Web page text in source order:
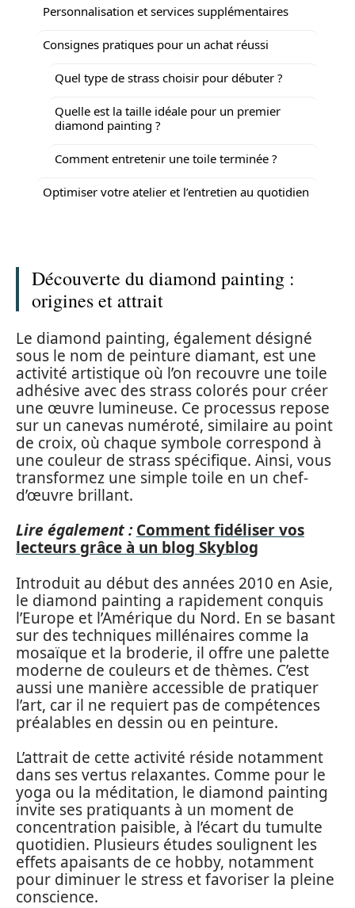
Personnalisation et services supplémentaires
Consignes pratiques pour un achat réussi
Quel type de strass choisir pour débuter ?
Quelle est la taille idéale pour un premier
diamond painting ?
Comment entretenir une toile terminée ?
Optimiser votre atelier et l’entretien au quotidien
Découverte du diamond painting :
origines et attrait
Le diamond painting, également désigné
sous le nom de peinture diamant, est une
activité artistique où l’on recouvre une toile
adhésive avec des strass colorés pour créer
une œuvre lumineuse. Ce processus repose
sur un canevas numéroté, similaire au point
de croix, où chaque symbole correspond à
une couleur de strass spécifique. Ainsi, vous
transformez une simple toile en un chef-
d’œuvre brillant.
Lire également : Comment fidéliser vos
lecteurs grâce à un blog Skyblog
Introduit au début des années 2010 en Asie,
le diamond painting a rapidement conquis
l’Europe et l’Amérique du Nord. En se basant
sur des techniques millénaires comme la
mosaïque et la broderie, il offre une palette
moderne de couleurs et de thèmes. C’est
aussi une manière accessible de pratiquer
l’art, car il ne requiert pas de compétences
préalables en dessin ou en peinture.
L’attrait de cette activité réside notamment
dans ses vertus relaxantes. Comme pour le
yoga ou la méditation, le diamond painting
invite ses pratiquants à un moment de
concentration paisible, à l’écart du tumulte
quotidien. Plusieurs études soulignent les
effets apaisants de ce hobby, notamment
pour diminuer le stress et favoriser la pleine
conscience.